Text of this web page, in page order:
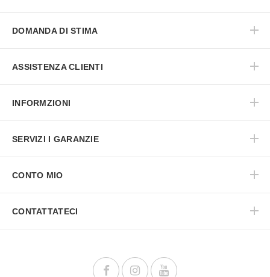
DOMANDA DI STIMA
ASSISTENZA CLIENTI
INFORMZIONI
SERVIZI I GARANZIE
CONTO MIO
CONTATTATECI